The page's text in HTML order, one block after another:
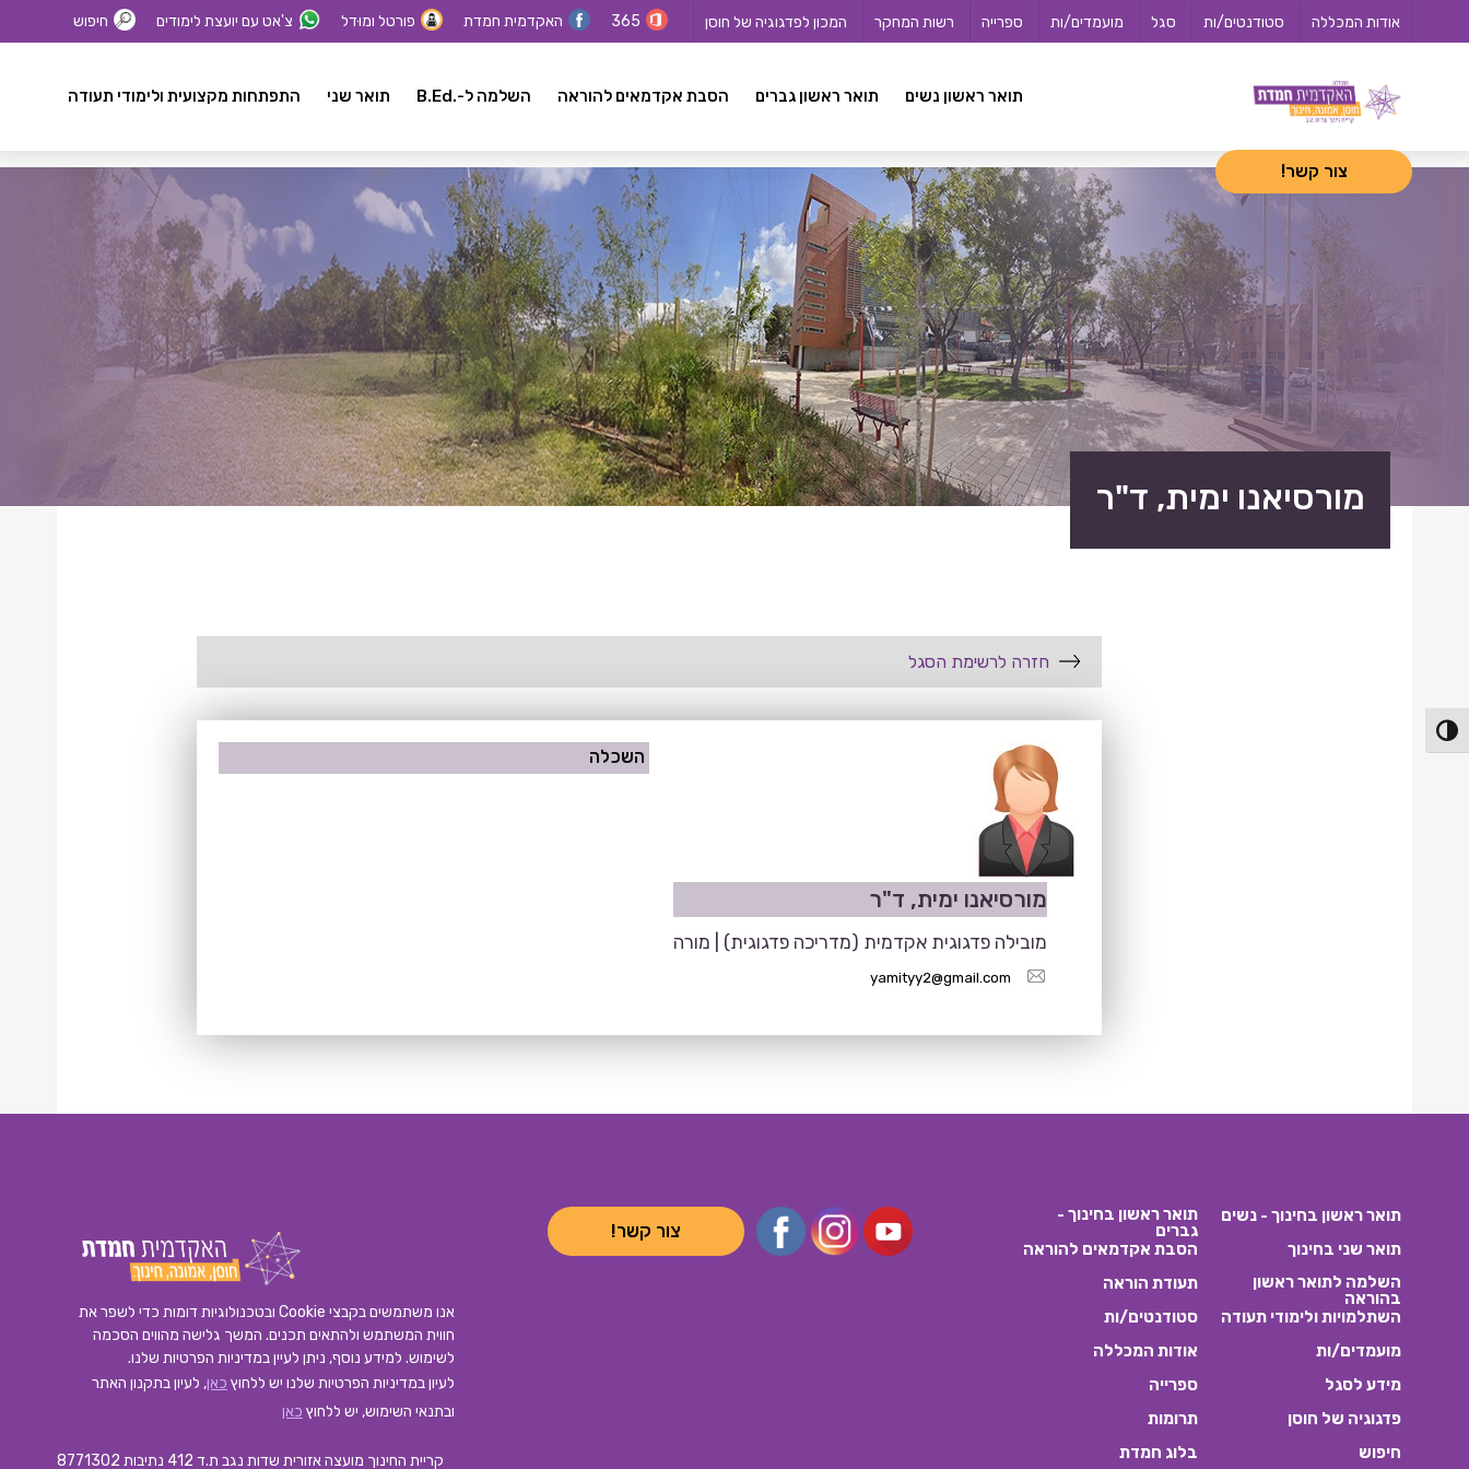
הפעל/כבה ניגודיות גבוהה
אודות המכללה סטודנטים/ות סגל מועמדים/ות ספרייה רשות המחקר המכון לפדגוגיה של חוסן 365 האקדמית חמדת פורטל ומוּדל צ'אט עם יועצת לימודים חיפוש
תואר ראשון נשים תואר ראשון גברים הסבת אקדמאים להוראה השלמה ל-.B.Ed תואר שני התפתחות מקצועית ולימודי תעודה
צור קשר!
מורסיאנו ימית, ד"ר
חזרה לרשימת הסגל
מורסיאנו ימית, ד"ר
מובילה פדגוגית אקדמית (מדריכה פדגוגית) | מורה
yamityy2@gmail.com
השכלה
תואר ראשון בחינוך - נשים
תואר ראשון בחינוך -
גברים
תואר שני בחינוך
הסבת אקדמאים להוראה
השלמה לתואר ראשון
בהוראה
תעודת הוראה
השתלמויות ולימודי תעודה
סטודנטים/ות
מועמדים/ות
אודות המכללה
מידע לסגל
ספרייה
פדגוגיה של חוסן
תרומות
חיפוש
בלוג חמדת
צור קשר!
אנו משתמשים בקבצי Cookie ובטכנולוגיות דומות כדי לשפר את
חווית המשתמש ולהתאים תכנים. המשך גלישה מהווים הסכמה
לשימוש. למידע נוסף, ניתן לעיין במדיניות הפרטיות שלנו.
לעיון במדיניות הפרטיות שלנו יש ללחוץ כאן, לעיון בתקנון האתר
ובתנאי השימוש, יש ללחוץ כאן
קריית החינוך מועצה אזורית שדות נגב ת.ד 412 נתיבות 8771302